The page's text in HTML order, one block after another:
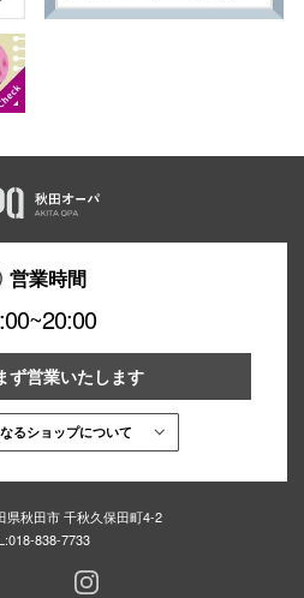
営業時間
ず営業いたします
るショップについて
県秋田市 千秋久保田町4-2
018-838-7733